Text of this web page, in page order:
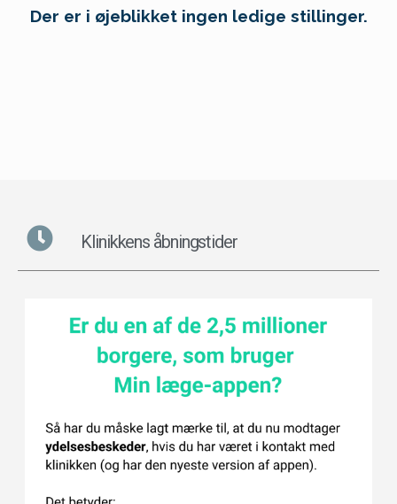
Der er i øjeblikket ingen ledige stillinger.
Klinikkens åbningstider